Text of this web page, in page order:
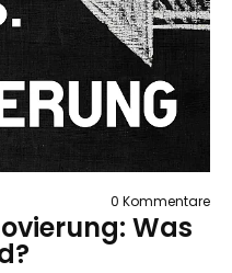
0 Kommentare
Was